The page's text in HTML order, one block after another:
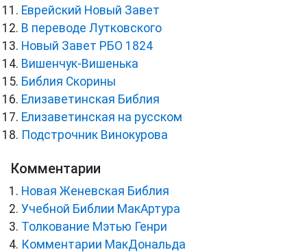
Еврейский Новый Завет
В переводе Лутковского
Новый Завет РБО 1824
Вишенчук-Вишенька
Библия Скорины
Елизаветинская Библия
Елизаветинская на русском
Подстрочник Винокурова
Комментарии
Новая Женевская Библия
Учебной Библии МакАртура
Толкование Мэтью Генри
Комментарии МакДональда